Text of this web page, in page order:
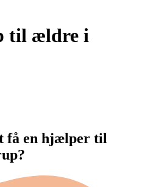
til ældre i
få en hjælper til